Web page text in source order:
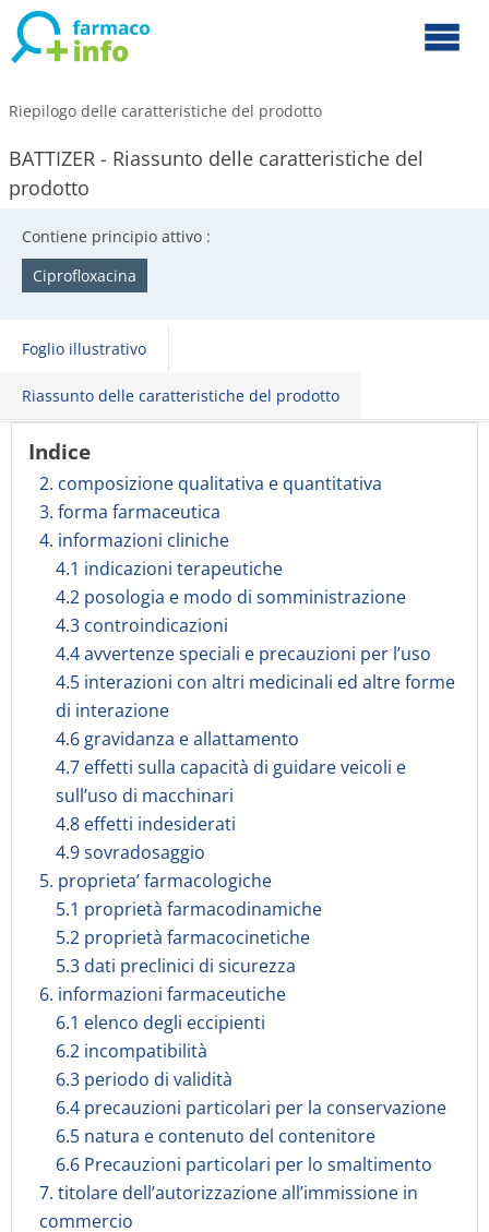
Riepilogo delle caratteristiche del prodotto
BATTIZER - Riassunto delle caratteristiche del
prodotto
Contiene principio attivo :
Ciprofloxacina
Foglio illustrativo
Riassunto delle caratteristiche del prodotto
Indice
2. composizione qualitativa e quantitativa
3. forma farmaceutica
4. informazioni cliniche
4.1 indicazioni terapeutiche
4.2 posologia e modo di somministrazione
4.3 controindicazioni
4.4 avvertenze speciali e precauzioni per l’uso
4.5 interazioni con altri medicinali ed altre forme
di interazione
4.6 gravidanza e allattamento
4.7 effetti sulla capacità di guidare veicoli e
sull’uso di macchinari
4.8 effetti indesiderati
4.9 sovradosaggio
5. proprieta’ farmacologiche
5.1 proprietà farmacodinamiche
5.2 proprietà farmacocinetiche
5.3 dati preclinici di sicurezza
6. informazioni farmaceutiche
6.1 elenco degli eccipienti
6.2 incompatibilità
6.3 periodo di validità
6.4 precauzioni particolari per la conservazione
6.5 natura e contenuto del contenitore
6.6 Precauzioni particolari per lo smaltimento
7. titolare dell’autorizzazione all’immissione in
commercio